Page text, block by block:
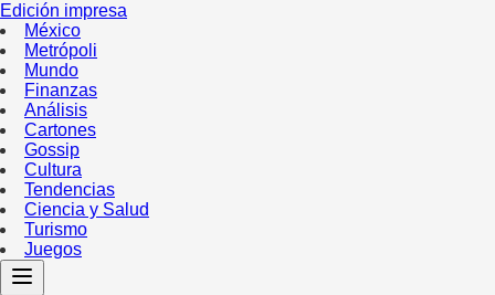
Edición impresa
México
Metrópoli
Mundo
Finanzas
Análisis
Cartones
Gossip
Cultura
Tendencias
Ciencia y Salud
Turismo
Juegos